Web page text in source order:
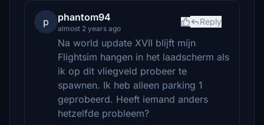
p phantom94
almost 2 years ago
Reply
Na world update XVII blijft mijn
Flightsim hangen in het laadscherm als
ik op dit vliegveld probeer te
spawnen. Ik heb alleen parking 1
geprobeerd. Heeft iemand anders
hetzelfde probleem?